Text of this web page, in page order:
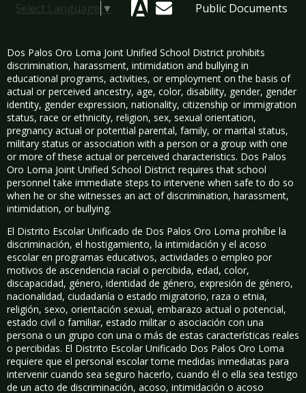
Select Language ▼
Public Documents
Dos Palos Oro Loma Joint Unified School District prohibits
discrimination, harassment, intimidation and bullying in
educational programs, activities, or employment on the basis of
actual or perceived ancestry, age, color, disability, gender, gender
identity, gender expression, nationality, citizenship or immigration
status, race or ethnicity, religion, sex, sexual orientation,
pregnancy actual or potential parental, family, or marital status,
military status or association with a person or a group with one
or more of these actual or perceived characteristics. Dos Palos
Oro Loma Joint Unified School District requires that school
personnel take immediate steps to intervene when safe to do so
when he or she witnesses an act of discrimination, harassment,
intimidation, or bullying.
El Distrito Escolar Unificado de Dos Palos Oro Loma prohíbe la
discriminación, el hostigamiento, la intimidación y el acoso
escolar en programas educativos, actividades o empleo por
motivos de ascendencia racial o percibida, edad, color,
discapacidad, género, identidad de género, expresión de género,
nacionalidad, ciudadanía o estado migratorio, raza o etnia,
religión, sexo, orientación sexual, embarazo actual o potencial,
estado civil o familiar, estado militar o asociación con una
persona o un grupo con una o más de estas características reales
o percibidas. El Distrito Escolar Unificado Dos Palos Oro Loma
requiere que el personal escolar tome medidas inmediatas para
intervenir cuando sea seguro hacerlo, cuando él o ella sea testigo
de un acto de discriminación, acoso, intimidación o acoso